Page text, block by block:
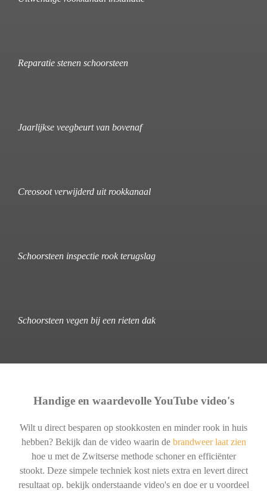
Reparatie stenen schoorsteen
Jaarlijkse veegbeurt van bovenaf
Creosoot verwijderd uit rookkanaal
Schoorsteen inspectie rook terugslag
Schoorsteen vegen bij een rieten dak
Handige en waardevolle YouTube video's
Wilt u direct besparen op stookkosten en minder rook in huis
hebben? Bekijk dan de video waarin de brandweer laat zien
hoe u met de Zwitserse methode schoner en efficiënter
stookt. Deze simpele techniek kost niets extra en levert direct
resultaat op. bekijk onderstaande video's en doe er u voordeel